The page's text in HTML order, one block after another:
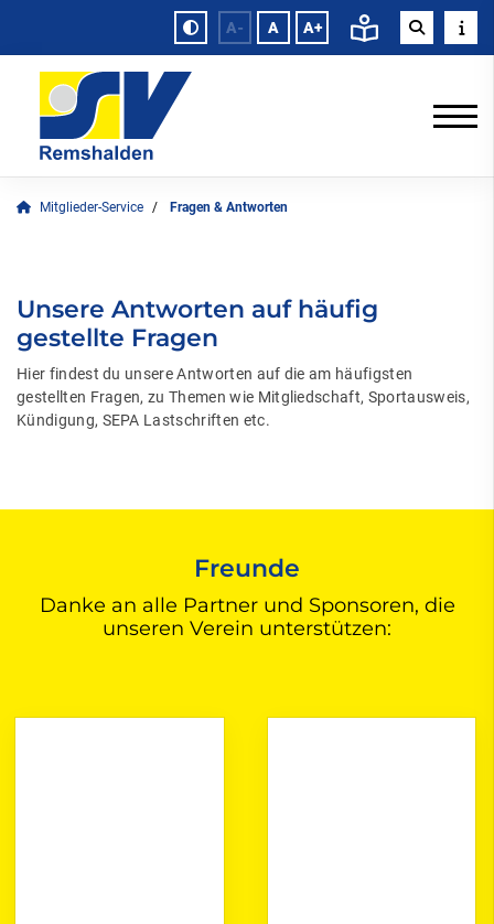
A- A A+
Mitglieder-Service Fragen & Antworten
Unsere Antworten auf häufig
gestellte Fragen
Hier findest du unsere Antworten auf die am häufigsten
gestellten Fragen, zu Themen wie Mitgliedschaft, Sportausweis,
Kündigung, SEPA Lastschriften etc.
Freunde
Danke an alle Partner und Sponsoren, die
unseren Verein unterstützen: